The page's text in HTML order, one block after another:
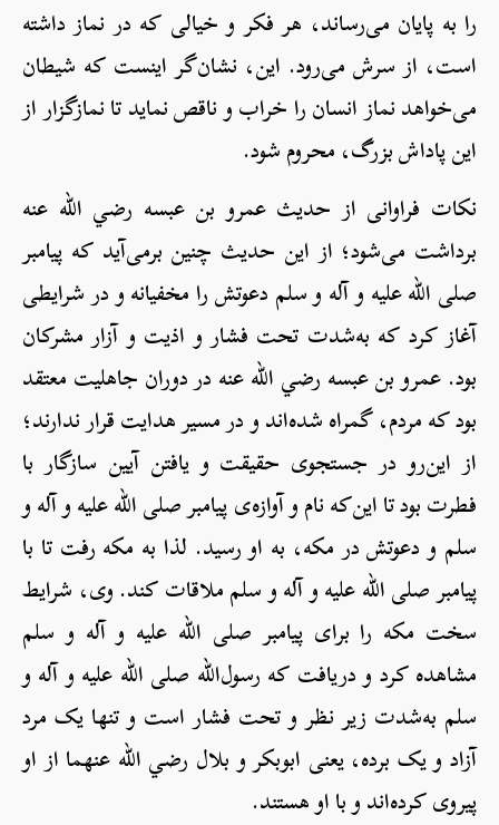
را به پایان می‌رساند، هر فکر و خیالی که در نماز داشته
است، از سرش می‌رود. این، نشان‌گر این‎ست که شیطان
می‌خواهد نماز انسان را خراب و ناقص نماید تا نمازگزار از
این پاداش بزرگ، محروم شود.
نکات فراوانی از حدیث عمرو بن عبسه رضي الله عنه
برداشت می‌شود؛ از این حدیث چنین برمی‌آید که پیامبر
صلی الله علیه و آله و سلم دعوتش را مخفیانه و در شرایطی
آغاز کرد که به‌شدت تحت فشار و اذیت و آزار مشرکان
بود. عمرو بن عبسه رضي الله عنه در دوران جاهلیت معتقد
بود که مردم، گمراه شده‌اند و در مسیر هدایت قرار ندارند؛
از این‌رو در جستجوی حقیقت و یافتن آیین سازگار با
فطرت بود تا این‌که نام و آوازه‌ی پیامبر صلی الله علیه و آله و
سلم و دعوتش در مکه، به او رسید. لذا به مکه رفت تا با
پیامبر صلی الله علیه و آله و سلم ملاقات کند. وی، شرایط
سخت مکه را برای پیامبر صلی الله علیه و آله و سلم
مشاهده کرد و دریافت که رسول‌الله صلی الله علیه و آله و
سلم به‌شدت زیر نظر و تحت فشار است و تنها یک مرد
آزاد و یک برده، یعنی ابوبکر و بلال رضي الله عنهما از او
پیروی کرده‌اند و با او هستند.